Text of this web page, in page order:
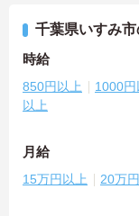
千葉県いすみ
時給
850円以上 1000円
以上
月給
15万円以上 20万